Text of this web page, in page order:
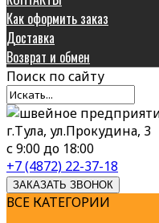
Как оформить заказ
Доставка
Возврат и обмен
Поиск по сайту
г.Тула, ул.Прокудина, 3
с 9:00 до 18:00
+7 (4872) 22-37-18
ЗАКАЗАТЬ ЗВОНОК
ВСЕ КАТЕГОРИИ